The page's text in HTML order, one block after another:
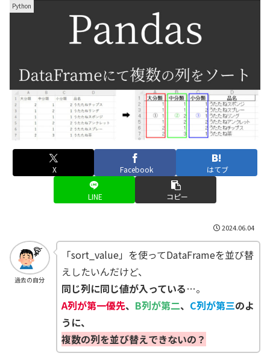
Python
X Facebook はてブ
LINE コピー
2024.06.04
過去の自分
「sort_value」を使ってDataFrameを並び替
えしたいんだけど、
同じ列に同じ値が入っている…。
A列が第一優先、 B列が第二、 C列が第三のよ
うに、
複数の列を並び替えできないの？